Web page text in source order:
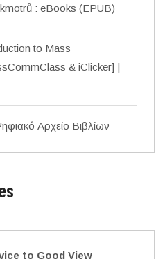
: eBooks (EPUB)
to Mass
& iClicker] |
Αρχείο Βιβλίων
to Good View